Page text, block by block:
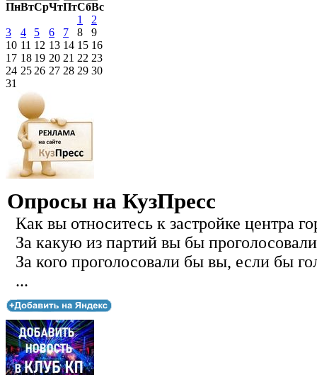
ПнВтСрЧтПтСбВс
1
2
3
4 5 6 7 8
9
10 11 12 13 14 15 16
17 18 19 20 21 22 23
24 25 26 27 28 29 30
31
Опросы на КузПресс
Как вы относитесь к застройке центра
За какую из партий вы бы
За кого проголосовали бы вы, если бы
...